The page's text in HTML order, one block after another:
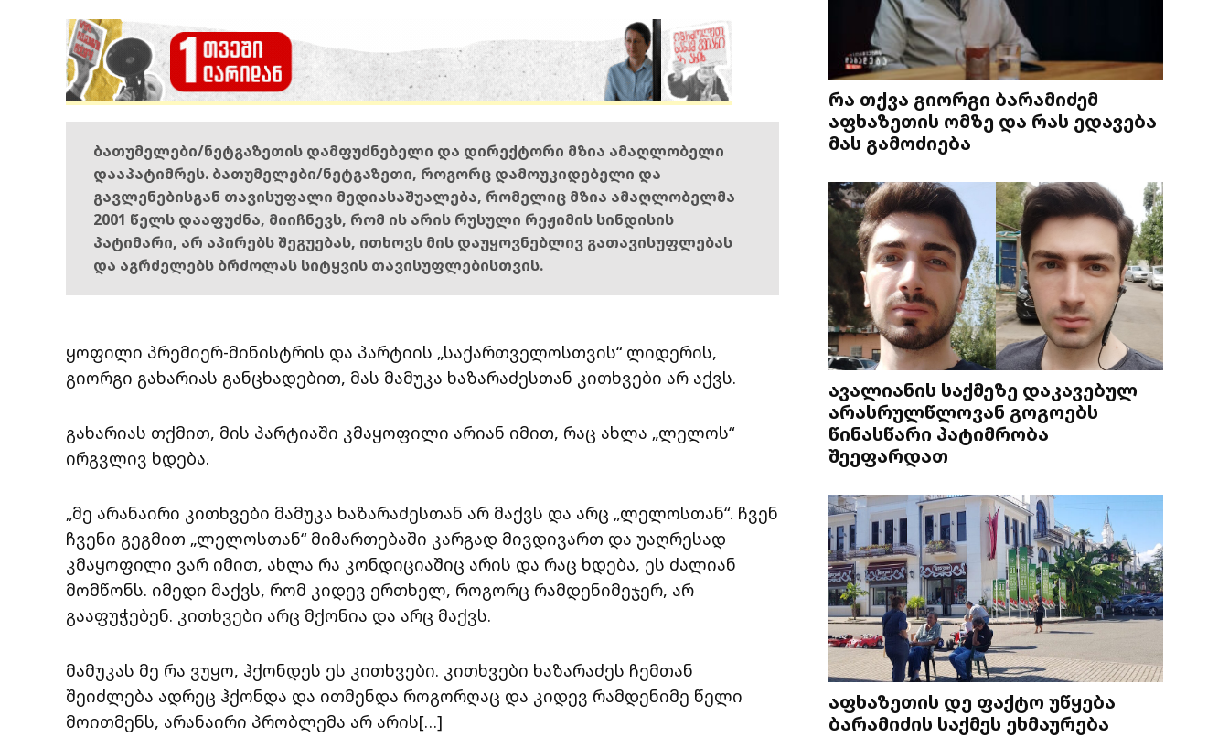
ბათუმელები/ნეტგაზეთის დამფუძნებელი და დირექტორი მზია ამაღლობელი
დააპატიმრეს. ბათუმელები/ნეტგაზეთი, როგორც დამოუკიდებელი და
გავლენებისგან თავისუფალი მედიასაშუალება, რომელიც მზია ამაღლობელმა
2001 წელს დააფუძნა, მიიჩნევს, რომ ის არის რუსული რეჟიმის სინდისის
პატიმარი, არ აპირებს შეგუებას, ითხოვს მის დაუყოვნებლივ გათავისუფლებას
და აგრძელებს ბრძოლას სიტყვის თავისუფლებისთვის.
ყოფილი პრემიერ-მინისტრის და პარტიის „საქართველოსთვის“ ლიდერის,
გიორგი გახარიას განცხადებით, მას მამუკა ხაზარაძესთან კითხვები არ აქვს.
გახარიას თქმით, მის პარტიაში კმაყოფილი არიან იმით, რაც ახლა „ლელოს“
ირგვლივ ხდება.
„მე არანაირი კითხვები მამუკა ხაზარაძესთან არ მაქვს და არც „ლელოსთან“. ჩვენ
ჩვენი გეგმით „ლელოსთან“ მიმართებაში კარგად მივდივართ და უაღრესად
კმაყოფილი ვარ იმით, ახლა რა კონდიციაშიც არის და რაც ხდება, ეს ძალიან
მომწონს. იმედი მაქვს, რომ კიდევ ერთხელ, როგორც რამდენიმეჯერ, არ
გააფუჭებენ. კითხვები არც მქონია და არც მაქვს.
მამუკას მე რა ვუყო, ჰქონდეს ეს კითხვები. კითხვები ხაზარაძეს ჩემთან
შეიძლება ადრეც ჰქონდა და ითმენდა როგორღაც და კიდევ რამდენიმე წელი
მოითმენს, არანაირი პრობლემა არ არის[…]
რა თქვა გიორგი ბარამიძემ
აფხაზეთის ომზე და რას ედავება
მას გამოძიება
ავალიანის საქმეზე დაკავებულ
არასრულწლოვან გოგოებს
წინასწარი პატიმრობა
შეეფარდათ
აფხაზეთის დე ფაქტო უწყება
ბარამიძის საქმეს ეხმაურება